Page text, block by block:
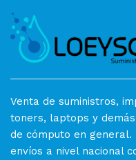
Venta de suministros,
toners, laptops y
de cómputo en general.
envíos a nivel nacional